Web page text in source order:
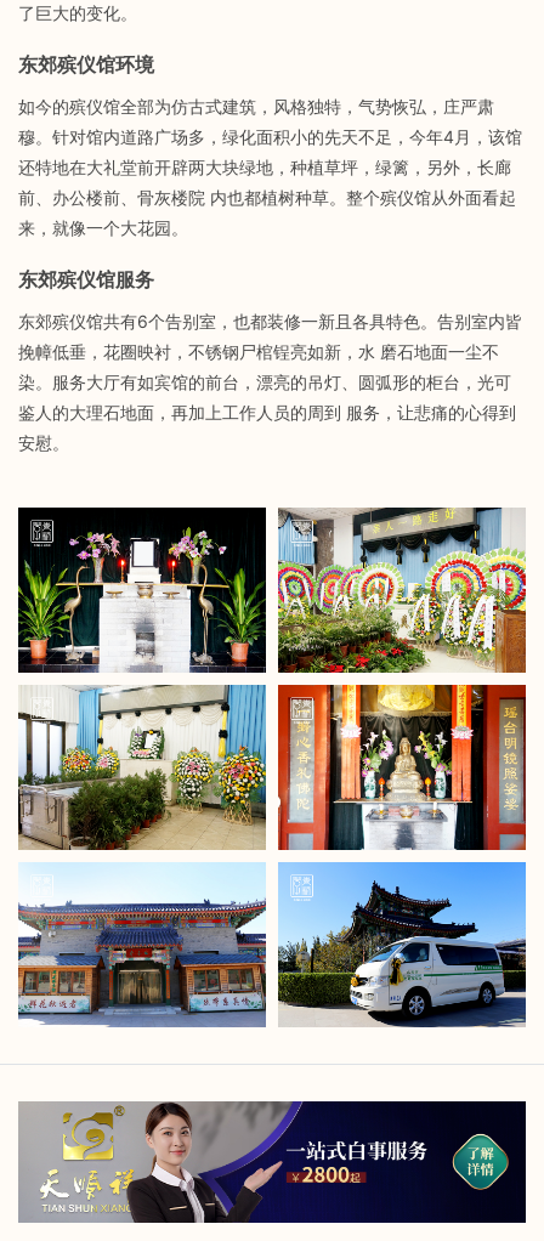
了巨大的变化。
东郊殡仪馆环境
如今的殡仪馆全部为仿古式建筑，风格独特，气势恢弘，庄严肃
穆。针对馆内道路广场多，绿化面积小的先天不足，今年4月，该馆
还特地在大礼堂前开辟两大块绿地，种植草坪，绿篱，另外，长廊
前、办公楼前、骨灰楼院 内也都植树种草。整个殡仪馆从外面看起
来，就像一个大花园。
东郊殡仪馆服务
东郊殡仪馆共有6个告别室，也都装修一新且各具特色。告别室内皆
挽幛低垂，花圈映衬，不锈钢尸棺锃亮如新，水 磨石地面一尘不
染。服务大厅有如宾馆的前台，漂亮的吊灯、圆弧形的柜台，光可
鉴人的大理石地面，再加上工作人员的周到 服务，让悲痛的心得到
安慰。